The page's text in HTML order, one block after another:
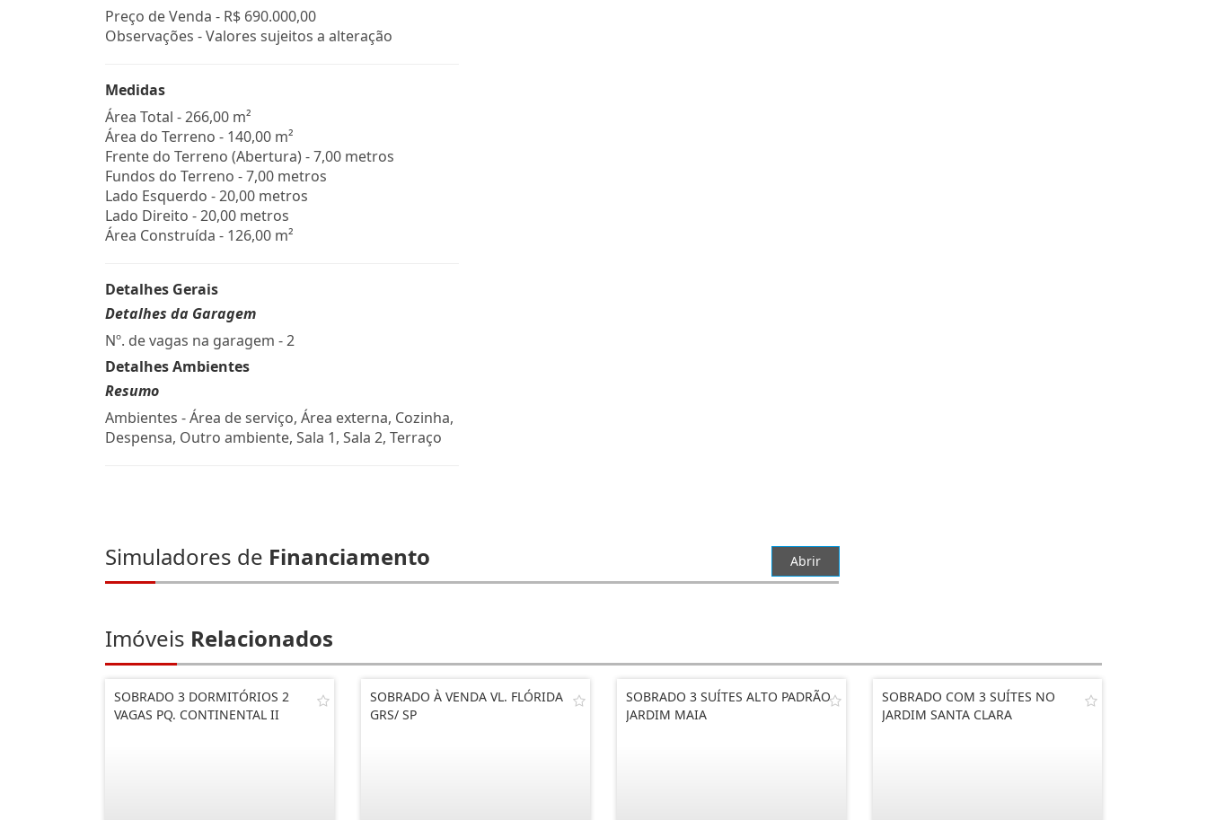
Preço de Venda - R$ 690.000,00
Observações - Valores sujeitos a alteração
Medidas
Área Total - 266,00 m²
Área do Terreno - 140,00 m²
Frente do Terreno (Abertura) - 7,00 metros
Fundos do Terreno - 7,00 metros
Lado Esquerdo - 20,00 metros
Lado Direito - 20,00 metros
Área Construída - 126,00 m²
Detalhes Gerais
Detalhes da Garagem
Nº. de vagas na garagem - 2
Detalhes Ambientes
Resumo
Ambientes - Área de serviço, Área externa, Cozinha,
Despensa, Outro ambiente, Sala 1, Sala 2, Terraço
Simuladores de Financiamento Abrir
Imóveis Relacionados
SOBRADO 3 DORMITÓRIOS 2
VAGAS PQ. CONTINENTAL II
SOBRADO À VENDA VL. FLÓRIDA
GRS/ SP
SOBRADO 3 SUÍTES ALTO PADRÃO
JARDIM MAIA
SOBRADO COM 3 SUÍTES NO
JARDIM SANTA CLARA